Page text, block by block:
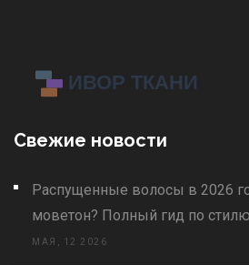
Свежие новости
Распущенные волосы в 2026
моветон? Полный гид по стилю
МАЯ, 12 2026